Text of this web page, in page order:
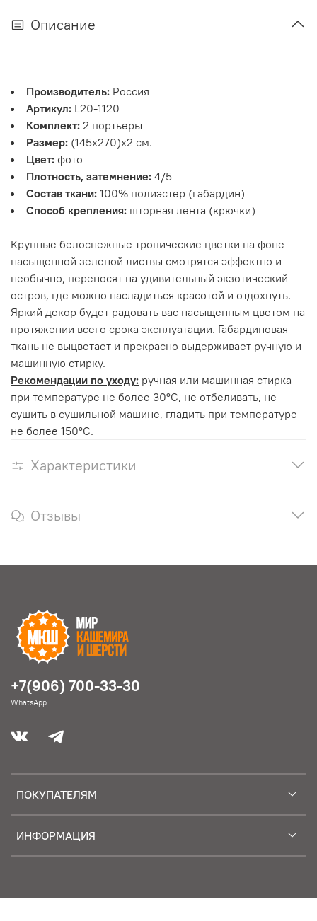
Описание
Производитель: Россия
Артикул: L20-1120
Комплект: 2 портьеры
Размер: (145х270)х2 см.
Цвет: фото
Плотность, затемнение: 4/5
Состав ткани: 100% полиэстер (габардин)
Способ крепления: шторная лента (крючки)
Крупные белоснежные тропические цветки на фоне
насыщенной зеленой листвы смотрятся эффектно и
необычно, переносят на удивительный экзотический
остров, где можно насладиться красотой и отдохнуть.
Яркий декор будет радовать вас насыщенным цветом на
протяжении всего срока эксплуатации. Габардиновая
ткань не выцветает и прекрасно выдерживает ручную и
машинную стирку.
Рекомендации по уходу: ручная или машинная стирка
при температуре не более 30°С, не отбеливать, не
сушить в сушильной машине, гладить при температуре
не более 150°С.
Характеристики
Отзывы
ПОКУПАТЕЛЯМ
ИНФОРМАЦИЯ
+7(906) 700-33-30
WhatsApp